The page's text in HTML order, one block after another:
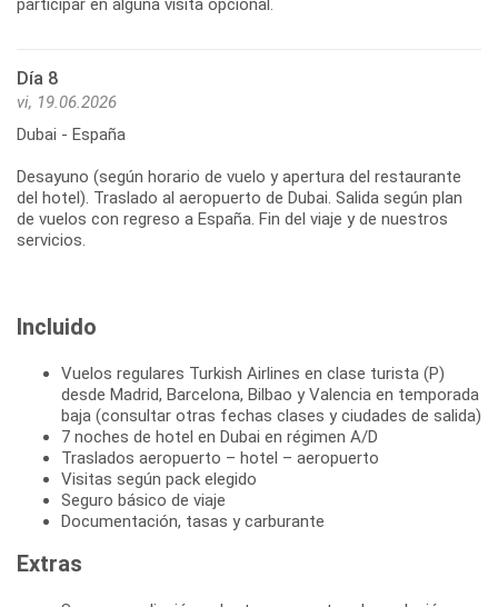
Día 8
vi, 19.06.2026
Dubai - España
Desayuno (según horario de vuelo y apertura del restaurante
del hotel). Traslado al aeropuerto de Dubai. Salida según plan
de vuelos con regreso a España. Fin del viaje y de nuestros
servicios.
Incluido
Vuelos regulares Turkish Airlines en clase turista (P)
desde Madrid, Barcelona, Bilbao y Valencia en temporada
baja (consultar otras fechas clases y ciudades de salida)
7 noches de hotel en Dubai en régimen A/D
Traslados aeropuerto – hotel – aeropuerto
Visitas según pack elegido
Seguro básico de viaje
Documentación, tasas y carburante
Extras